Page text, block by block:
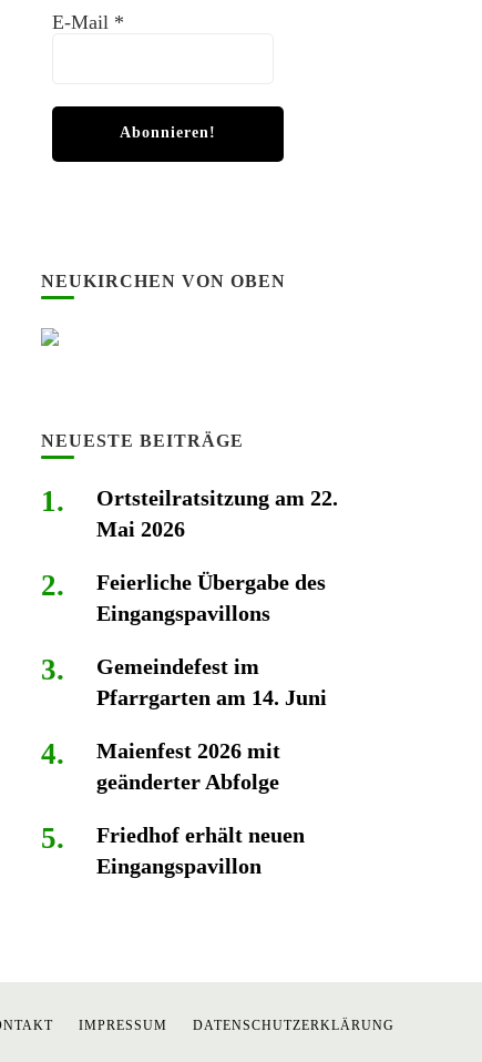
E-Mail *
NEUKIRCHEN VON OBEN
NEUESTE BEITRÄGE
Ortsteilratsitzung am 22.
Mai 2026
Feierliche Übergabe des
Eingangspavillons
Gemeindefest im
Pfarrgarten am 14. Juni
Maienfest 2026 mit
geänderter Abfolge
Friedhof erhält neuen
Eingangspavillon
IMPRESSUM DATENSCHUTZERKLÄRUNG